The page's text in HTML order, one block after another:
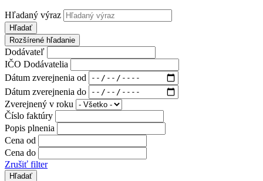
Hľadaný výraz
Hľadať
Rozšírené hľadanie
Dodávateľ
IČO Dodávatelia
Dátum zverejnenia od
Dátum zverejnenia do
Zverejnený v roku
Číslo faktúry
Popis plnenia
Cena od
Cena do
Zrušiť filter